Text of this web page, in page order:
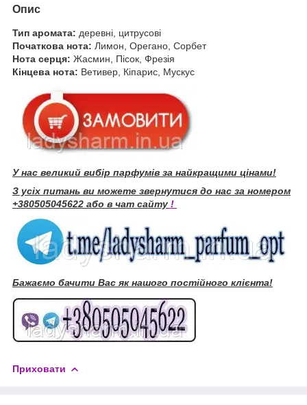
Опис
Тип аромата: деревні, цитрусові
Початкова нота: Лимон, Орегано, Сорбет
Нота серця: Жасмин, Пісок, Фрезія
Кінцева нота: Ветивер, Кіпарис, Мускус
У нас великий вибір парфумів за найкращими цінами!
З усіх питань ви можете звернутися до нас за номером
+380505045622 або в чат сайту !
Бажаємо бачити Вас як нашого постійного клієнта!
Приховати